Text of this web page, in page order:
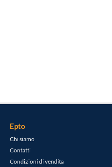
Epto
Chi siamo
Contatti
Condizioni di vendita